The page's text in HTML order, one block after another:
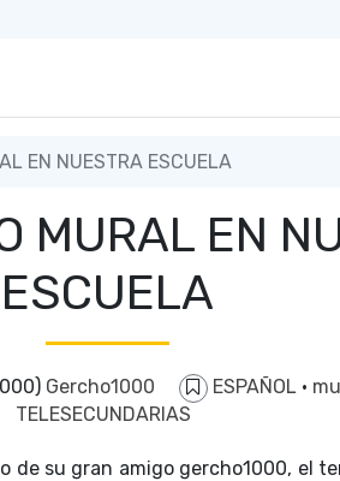
EN NUESTRA ESCUELA
MURAL EN
ESCUELA
Gercho1000 ESPAÑOL ·
TELESECUNDARIAS
su gran amigo gercho1000, el